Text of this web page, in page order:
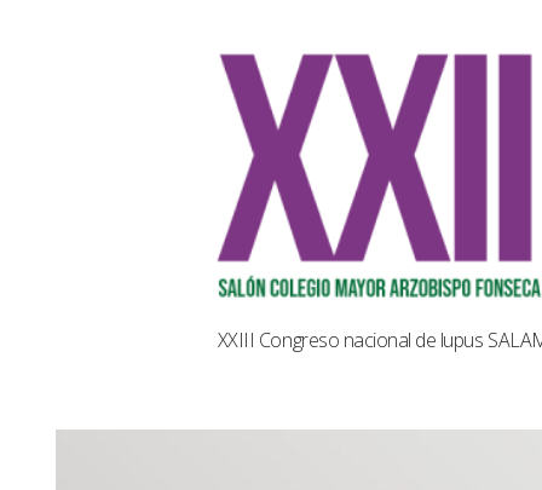
XXIII Congreso nacional de lupus